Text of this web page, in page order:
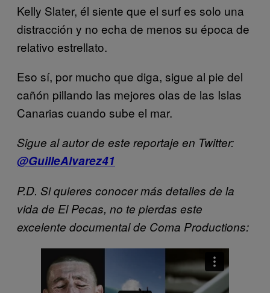
Kelly Slater, él siente que el surf es solo una
distracción y no echa de menos su época de
relativo estrellato.
Eso sí, por mucho que diga, sigue al pie del
cañón pillando las mejores olas de las Islas
Canarias cuando sube el mar.
Sigue al autor de este reportaje en Twitter:
@GuilleAlvarez41
P.D. Si quieres conocer más detalles de la
vida de El Pecas, no te pierdas este
excelente documental de Coma Productions: